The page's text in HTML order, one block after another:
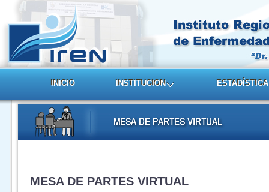
INICIO INSTITUCION ESTADÍSTICA
MESA DE PARTES VIRTUAL